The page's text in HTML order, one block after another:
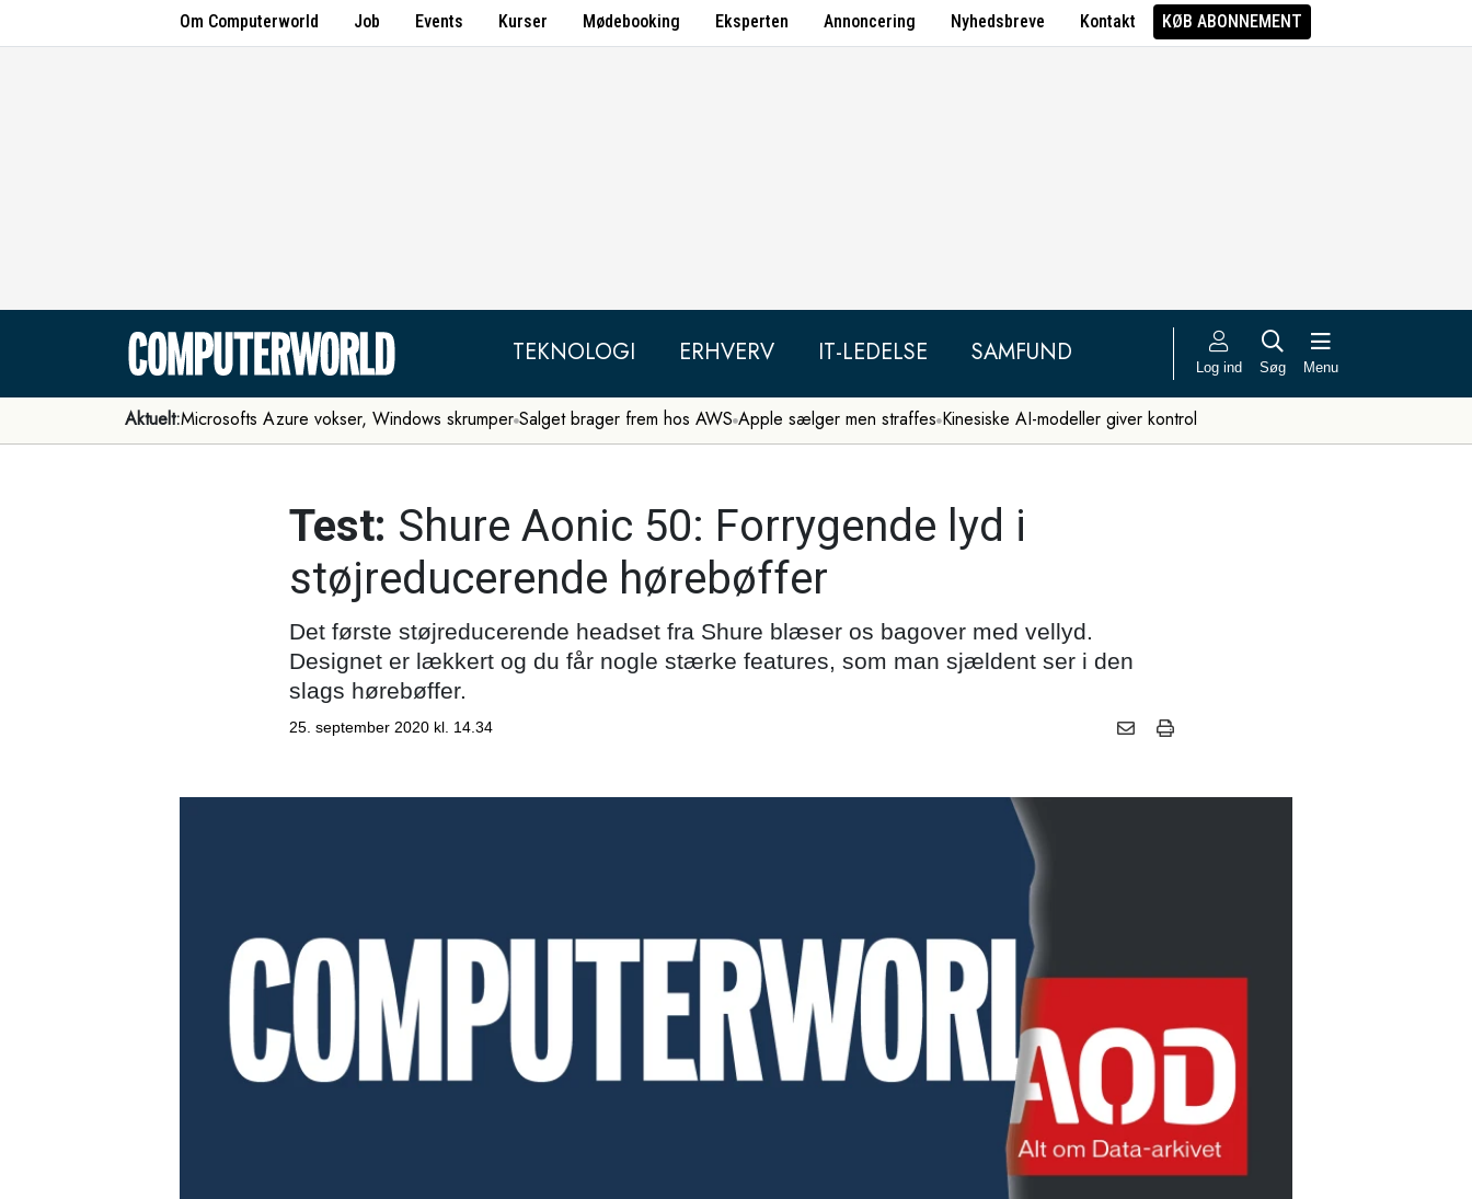
Om Computerworld Job Events Kurser Mødebooking Eksperten Annoncering Nyhedsbreve Kontakt KØB ABONNEMENT
TEKNOLOGI ERHVERV IT-LEDELSE SAMFUND Log ind Søg Menu
Aktuelt:Microsofts Azure vokser, Windows skrumper Salget brager frem hos AWS Apple sælger men straffes Kinesiske AI-modeller giver kontrol
Test: Shure Aonic 50: Forrygende lyd i
støjreducerende hørebøffer
Det første støjreducerende headset fra Shure blæser os bagover med vellyd.
Designet er lækkert og du får nogle stærke features, som man sjældent ser i den
slags hørebøffer.
25. september 2020 kl. 14.34